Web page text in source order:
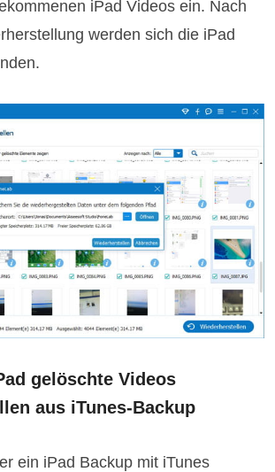
iPad Videos ein. Nach
werden sich die iPad
gelöschte Videos
aus iTunes-Backup
ein iPad Backup mit iTunes